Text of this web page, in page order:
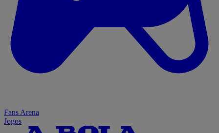
Fans Arena
Jogos